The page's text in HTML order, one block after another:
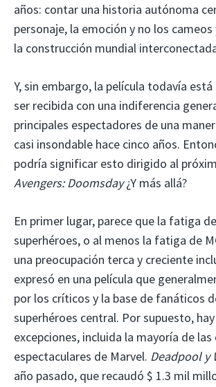
años: contar una historia autónoma
personaje, la emoción y no los
la construcción mundial
Y, sin embargo, la película todavía
ser recibida con una indiferencia
principales espectadores de una
casi insondable hace cinco años.
podría significar esto dirigido al
Avengers: Doomsday¿Y más allá?
En primer lugar, parece que la fatiga
superhéroes, o al menos la fatiga de
una preocupación terca y creciente
expresó en una película que
por los críticos y la base de fanáticos
superhéroes central. Por supuesto,
excepciones, incluida la mayoría de las
espectaculares de Marvel. Deadpool y
año pasado, que recaudó $ 1.3 mil